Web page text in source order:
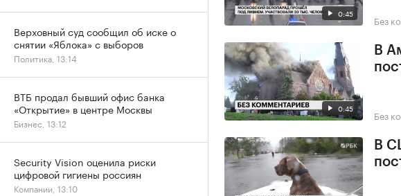
0:45 Без
0:45
В
Без
В
Верховный суд сообщил об иске о
снятии «Яблока» с выборов
Политика, 13:14
ВТБ продал бывший офис банка
«Открытие» в центре Москвы
Бизнес, 13:12
Security Vision оценила риски
цифровой гигиены россиян
Компании, 13:10